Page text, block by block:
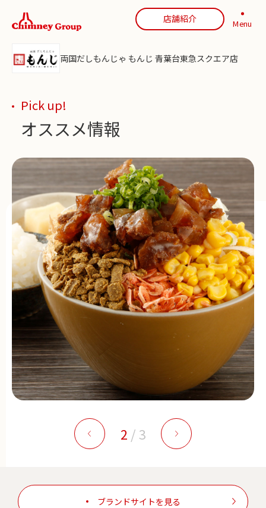
店舗紹介 Menu
両国だしもんじゃ もんじ 青葉台東急スクエア店
Pick up!
オススメ情報
2 /3
ブランドサイトを見る